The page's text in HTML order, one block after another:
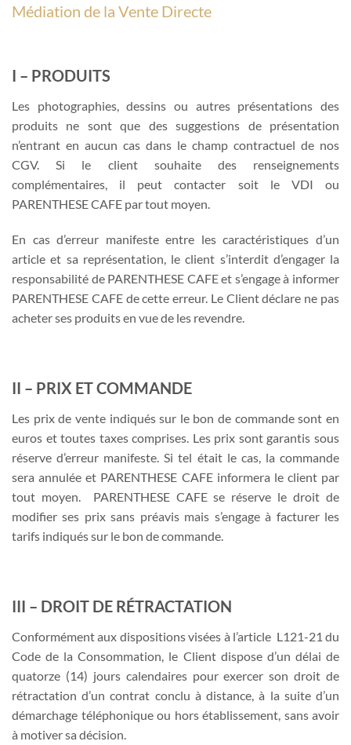
Médiation de la Vente Directe
I – PRODUITS
Les photographies, dessins ou autres présentations des
produits ne sont que des suggestions de présentation
n’entrant en aucun cas dans le champ contractuel de nos
CGV. Si le client souhaite des renseignements
complémentaires, il peut contacter soit le VDI ou
PARENTHESE CAFE par tout moyen.
En cas d’erreur manifeste entre les caractéristiques d’un
article et sa représentation, le client s’interdit d’engager la
responsabilité de PARENTHESE CAFE et s’engage à informer
PARENTHESE CAFE de cette erreur. Le Client déclare ne pas
acheter ses produits en vue de les revendre.
II – PRIX ET COMMANDE
Les prix de vente indiqués sur le bon de commande sont en
euros et toutes taxes comprises. Les prix sont garantis sous
réserve d’erreur manifeste. Si tel était le cas, la commande
sera annulée et PARENTHESE CAFE informera le client par
tout moyen. PARENTHESE CAFE se réserve le droit de
modifier ses prix sans préavis mais s’engage à facturer les
tarifs indiqués sur le bon de commande.
III – DROIT DE RÉTRACTATION
Conformément aux dispositions visées à l’article L121-21 du
Code de la Consommation, le Client dispose d’un délai de
quatorze (14) jours calendaires pour exercer son droit de
rétractation d’un contrat conclu à distance, à la suite d’un
démarchage téléphonique ou hors établissement, sans avoir
à motiver sa décision.